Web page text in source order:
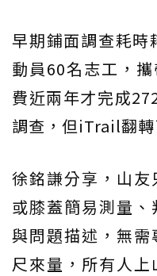
早期鋪面調查耗時
動員60名志工，
費近兩年才完成
調查，但iTrail翻轉
徐銘謙分享，山
或膝蓋簡易測量
與問題描述，無
尺來量，所有人